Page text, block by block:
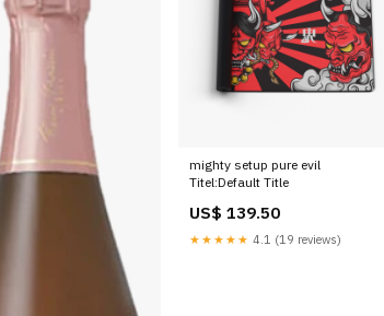
mighty setup pure evil
Titel:Default Title
US$ 139.50
★★★★★ 4.1 (19 reviews)